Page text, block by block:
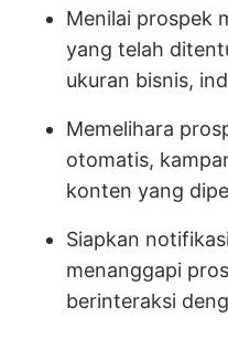
Menilai prospek
yang telah
ukuran bisnis,
Memelihara
otomatis,
konten yang
Siapkan
menanggapi
berinteraksi